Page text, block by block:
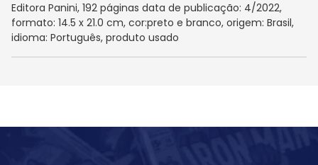
Editora Panini, 192 páginas data de publicação: 4/2022,
formato: 14.5 x 21.0 cm, cor:preto e branco, origem: Brasil,
idioma: Português, produto usado